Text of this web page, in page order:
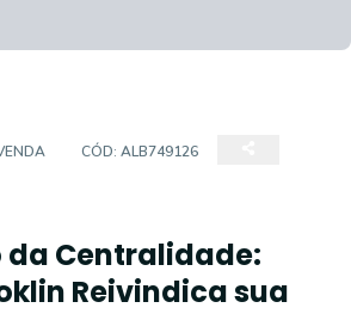
CÓD: ALB749126
da Centralidade:
Reivindica sua